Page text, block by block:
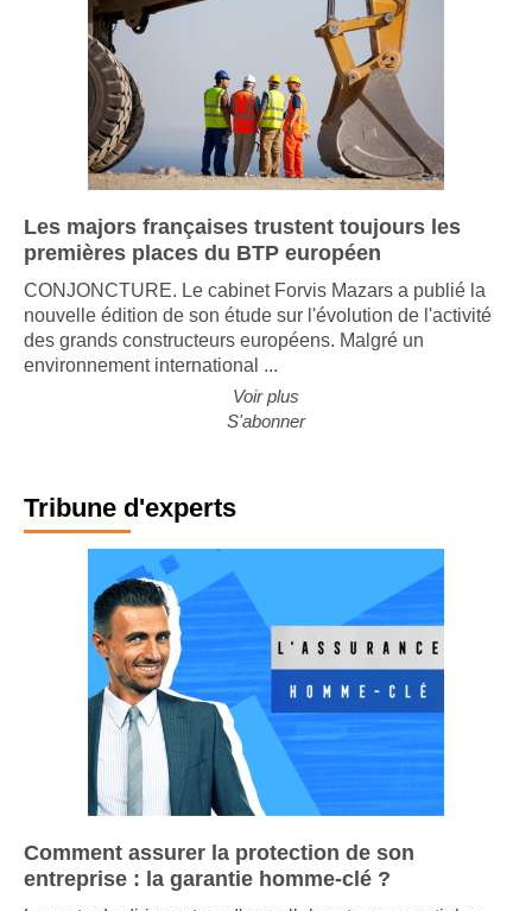
Les majors françaises trustent toujours les
premières places du BTP européen
CONJONCTURE. Le cabinet Forvis Mazars a publié la
nouvelle édition de son étude sur l'évolution de l'activité
des grands constructeurs européens. Malgré un
Voir plus
Tribune d'experts
Comment assurer la protection de son
entreprise : la garantie homme-clé ?